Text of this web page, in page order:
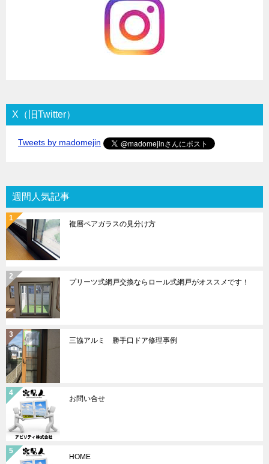
X（旧Twitter）
Tweets by madomejin
週間人気記事
複層ペアガラスの見分け方
プリーツ式網戸交換ならロール式網戸がオススメです！
三協アルミ 勝手口ドア修理事例
お問い合せ
HOME